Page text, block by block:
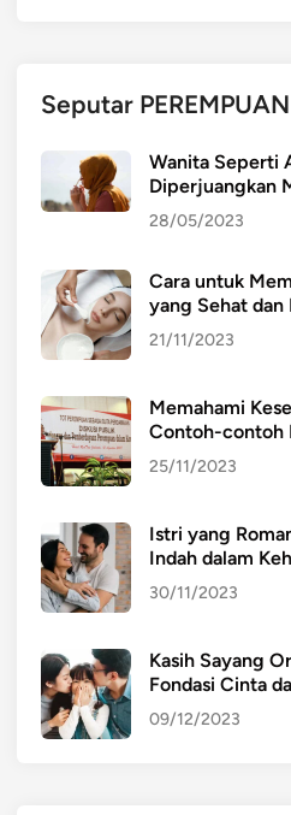
Seputar PEREMPUAN
Wanita Seperti
Diperjuangkan
28/05/2023
Cara untuk
yang Sehat dan
21/11/2023
Memahami
Contoh-contoh
25/11/2023
Istri yang
Indah dalam
30/11/2023
Kasih Sayang
Fondasi Cinta
09/12/2023